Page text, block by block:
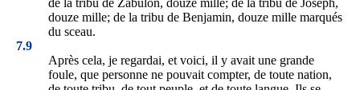
de la tribu de Zabulon, douze mille; de la tribu de Joseph,
douze mille; de la tribu de Benjamin, douze mille marqués
du sceau.
7.9
Après cela, je regardai, et voici, il y avait une grande
foule, que personne ne pouvait compter, de toute nation,